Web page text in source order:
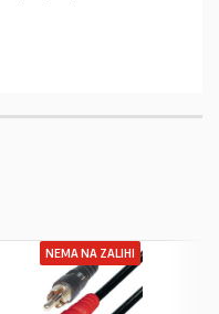
NEMA NA ZALIHI